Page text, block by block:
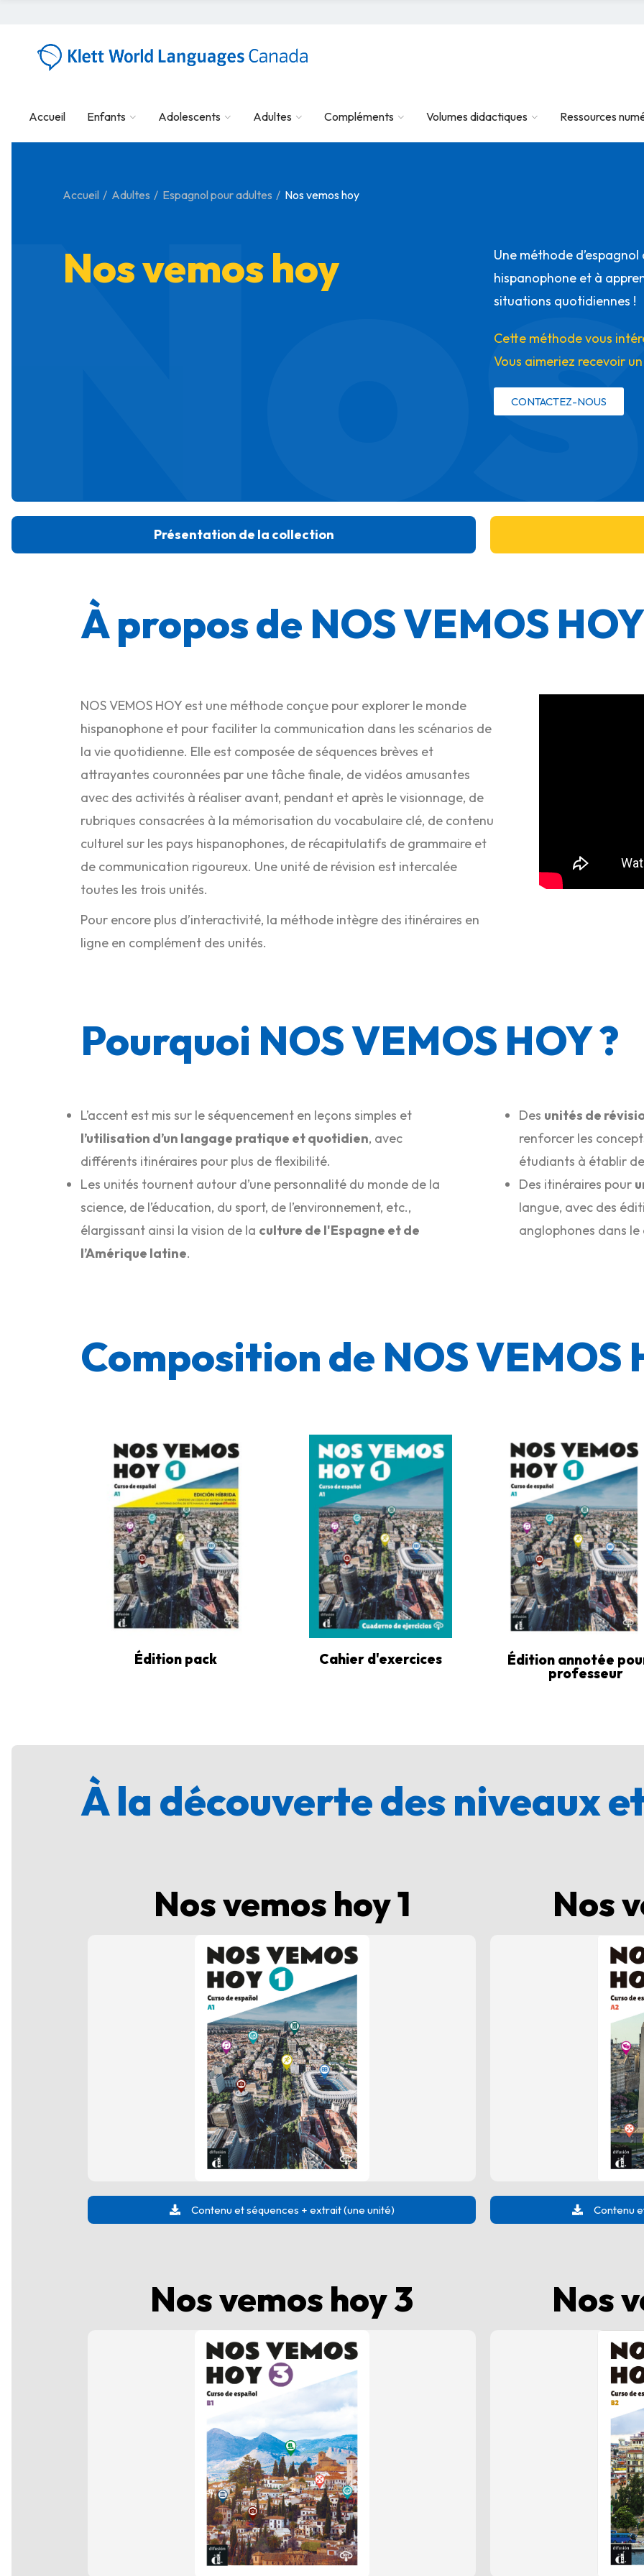
Accueil Enfants Adolescents Adultes Compléments Volumes didactiques Ressources
Accueil Adultes Espagnol pour adultes Nos vemos hoy
Nos vemos hoy
Une méthode
hispanophone et à
situations quotidiennes !
Cette méthode vous
Vous aimeriez recevoir
CONTACTEZ-NOUS
Présentation de la collection
À propos de NOS VEMOS HOY
NOS VEMOS HOY est une méthode conçue pour explorer le monde
hispanophone et pour faciliter la communication dans les scénarios de
la vie quotidienne. Elle est composée de séquences brèves et
attrayantes couronnées par une tâche finale, de vidéos amusantes
avec des activités à réaliser avant, pendant et après le visionnage, de
rubriques consacrées à la mémorisation du vocabulaire clé, de contenu
culturel sur les pays hispanophones, de récapitulatifs de grammaire et
de communication rigoureux. Une unité de révision est intercalée
toutes les trois unités.
Pour encore plus d’interactivité, la méthode intègre des itinéraires en
ligne en complément des unités.
Pourquoi NOS VEMOS HOY ?
L’accent est mis sur le séquencement en leçons simples et
l’utilisation d’un langage pratique et quotidien, avec
différents itinéraires pour plus de flexibilité.
Les unités tournent autour d’une personnalité du monde de la
science, de l’éducation, du sport, de l’environnement, etc.,
élargissant ainsi la vision de la culture de l'Espagne et de
l’Amérique latine.
Des unités de
renforcer les
étudiants à établir
Des itinéraires pour
langue, avec des
anglophones dans le
Composition de NOS VEMOS
Édition pack Cahier d'exercices Édition annotée
professeur
À la découverte des niveaux
Nos vemos hoy 1
Contenu et séquences + extrait (une unité)
Nos
Contenu
Nos vemos hoy 3 Nos